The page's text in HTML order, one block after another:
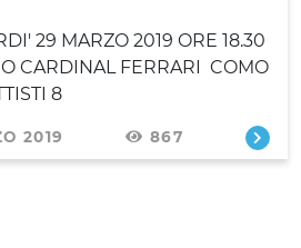
29 MARZO 2019 ORE 18.30
CARDINAL FERRARI COMO
8
2019 867